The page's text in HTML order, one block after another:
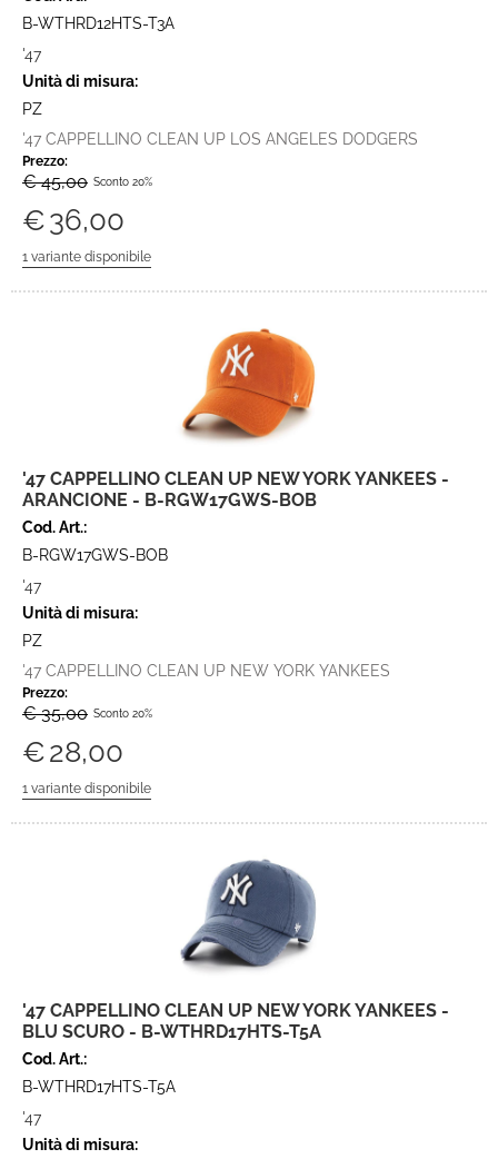
B-WTHRD12HTS-T3A
'47
Unità di misura:
PZ
'47 CAPPELLINO CLEAN UP LOS ANGELES DODGERS
Prezzo:
€ 45,00 Sconto 20%
€36,00
'47 CAPPELLINO CLEAN UP NEW YORK YANKEES -
ARANCIONE - B-RGW17GWS-BOB
Cod. Art.:
B-RGW17GWS-BOB
'47
Unità di misura:
PZ
'47 CAPPELLINO CLEAN UP NEW YORK YANKEES
Prezzo:
€ 35,00 Sconto 20%
€28,00
'47 CAPPELLINO CLEAN UP NEW YORK YANKEES -
BLU SCURO - B-WTHRD17HTS-T5A
Cod. Art.:
B-WTHRD17HTS-T5A
'47
Unità di misura: